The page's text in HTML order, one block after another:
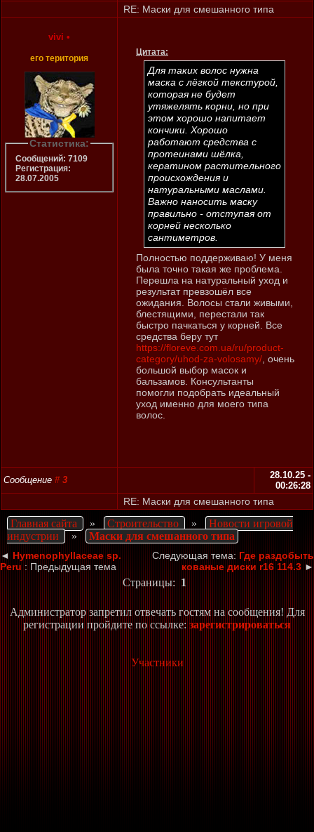
RE: Маски для смешанного типа
vivi •
его територия
Статистика:
Сообщений: 7109
Регистрация:
28.07.2005
Цитата:
Для таких волос нужна
маска с лёгкой текстурой,
которая не будет
утяжелять корни, но при
этом хорошо напитает
кончики. Хорошо
работают средства с
протеинами шёлка,
кератином растительного
происхождения и
натуральными маслами.
Важно наносить маску
правильно - отступая от
корней несколько
сантиметров.
Полностью поддерживаю! У меня
была точно такая же проблема.
Перешла на натуральный уход и
результат превзошёл все
ожидания. Волосы стали живыми,
блестящими, перестали так
быстро пачкаться у корней. Все
средства беру тут
https://floreve.com.ua/ru/product-
category/uhod-za-volosamy/, очень
большой выбор масок и
бальзамов. Консультанты
помогли подобрать идеальный
уход именно для моего типа
волос.
Сообщение # 3
28.10.25 -
00:26:28
RE: Маски для смешанного типа
Главная сайта » Строительство »
Новости игровой
индустрии
» Маски для смешанного типа
◄ Hymenophyllaceae sp.
Peru : Предыдущая тема
Следующая тема: Где раздобыть
кованые диски r16 114.3 ►
Страницы: 1
Администратор запретил отвечать гостям на сообщения! Для
регистрации пройдите по ссылке: зарегистрироваться
Участники